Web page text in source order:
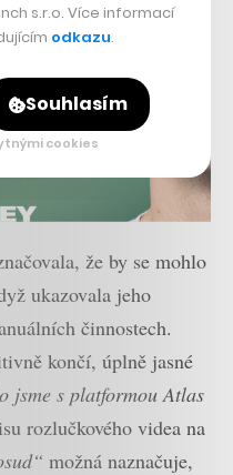
že by se mohlo
ukazovala jeho
činnostech.
končí, úplně jasné
jsme s platformou Atlas
rozlučkového videa na
možná naznačuje,
s.r.o. Více informací
odkazu.
Souhlasím
cookies